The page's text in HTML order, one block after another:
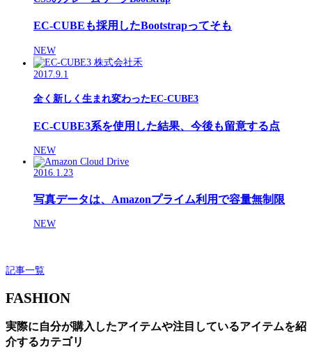
EC-CUBEも採用したBootstrapってそも
NEW
2017.9.1
全く新しく生まれ変わったEC-CUBE3
EC-CUBE3系を使用した結果、今後も留意する点
NEW
2016.1.23
写真データは、Amazonプライム利用で容量無制限
NEW
記事一覧
FASHION
実際に自分が購入したアイテムや注目しているアイテムを紹
介するカテゴリ